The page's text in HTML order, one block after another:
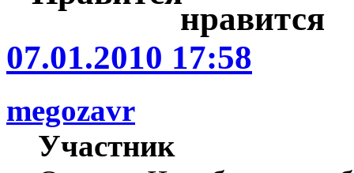
07.01.2010 17:58
megozavr
Участник